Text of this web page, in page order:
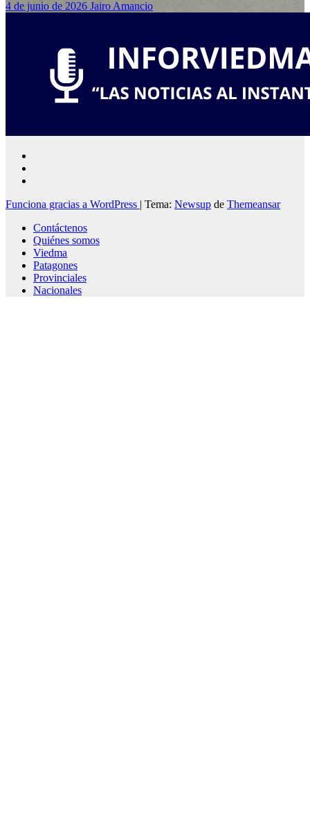
4 de junio de 2026 Jairo Amancio
Funciona gracias a WordPress | Tema: Newsup de Themeansar
Contáctenos
Quiénes somos
Viedma
Patagones
Provinciales
Nacionales